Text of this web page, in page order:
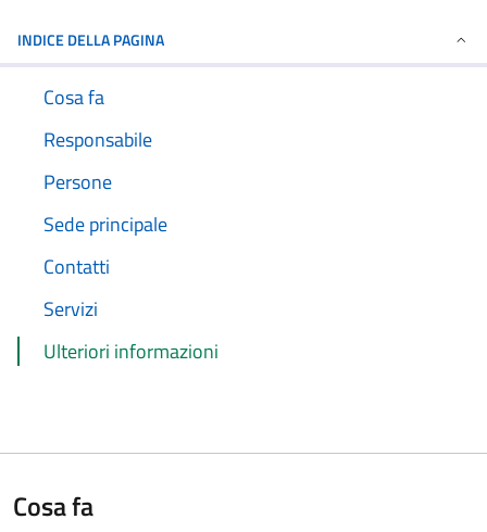
INDICE DELLA PAGINA
Cosa fa
Responsabile
Persone
Sede principale
Contatti
Servizi
Ulteriori informazioni
Cosa fa